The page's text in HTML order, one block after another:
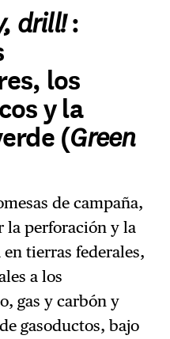
drill!:
los
y la
(Green
de campaña,
la perforación y la
tierras federales,
a los
gas y carbón y
gasoductos, bajo